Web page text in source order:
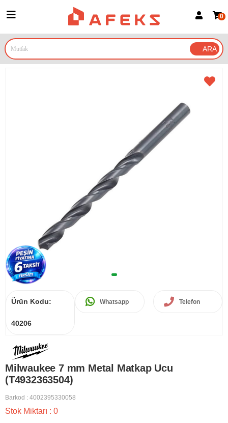
Google İle Bağlan
0
Ürün Kodu:
40206
Whatsapp Telefon
Milwaukee 7 mm Metal Matkap Ucu
(T4932363504)
Barkod : 4002395330058
Stok Miktarı : 0